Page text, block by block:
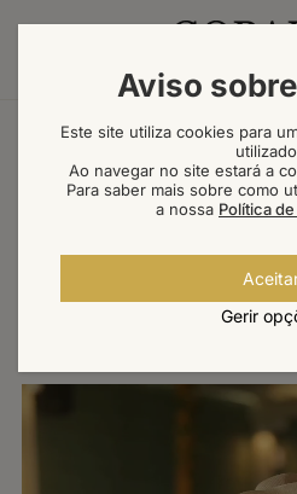
TERRACE - BY
O
Cada evento é desenhado
energia
Do almoço ao jantar, do
Aviso
Este site utiliza cookies para
Ao navegar no site estará a
Para saber mais sobre como
a nossa Política
Gerir